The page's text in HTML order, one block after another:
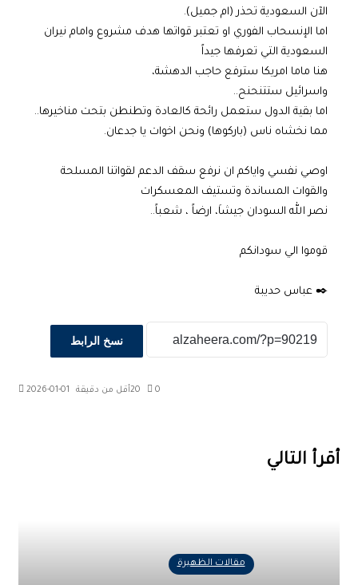
الآن السعودية تحذر (ام جميل).
اما الإنسحاب الفوري او تعتبر قواتها هدف مشروع وامام نيران
السعودية التي تعرفها جيداً
هنا ماما امريكا سترفع حاجب الدهشة،
واسرائيل ستتنحنح..
اما بقية الدول ستعمل رائحة كالعادة وتطنطن بتحت مناخيرها..
مما نخشاه ناس (باركوها) ونحن اخوات يا جدعان.
اوصي نفسي واياكم ان نرفع سقف الدعم لقواتنا المسلحة
والقوات المساندة وتستيف المعسكرات
نصر الله السودان جيشاَ، ارضاً ، شعباً..
قوموا الي سودانكم
✒️ عباس حديبة
نسخ الرابط
2026-01-01 20 أقل من دقيقة
أقرأ التالي
مقالات الظهيرة